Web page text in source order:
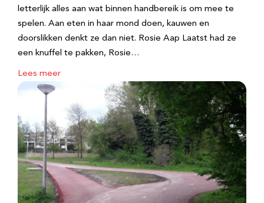
letterlijk alles aan wat binnen handbereik is om mee te
spelen. Aan eten in haar mond doen, kauwen en
doorslikken denkt ze dan niet. Rosie Aap Laatst had ze
een knuffel te pakken, Rosie…
Lees meer